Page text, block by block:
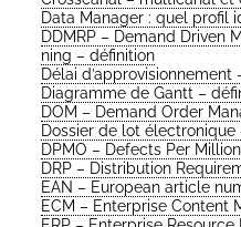
Data Mana­ger : quel pro­fil
DDMRP – Demand Dri­ven
ning – définition
Délai
Dia­gramme de Gantt –
DOM – Demand Order
Dos­sier de lot élec­tro­nique
DPMO – Defects Per
DRP – Dis­tri­bu­tion
EAN – Euro­pean article
ECM – Enter­prise Content